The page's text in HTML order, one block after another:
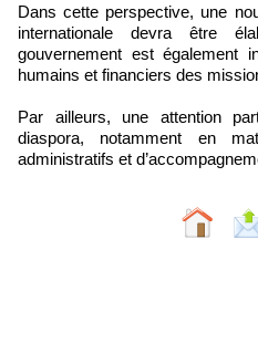
Dans cette perspective, une
internationale devra être
gouvernement est également
humains et financiers des
Par ailleurs, une attention
diaspora, notamment en
administratifs et